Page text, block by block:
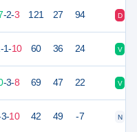
-2-3 121 27 94 D
-1-10 60 36 24 V
-3-8 69 47 22 V
3-10 42 49 -7 N